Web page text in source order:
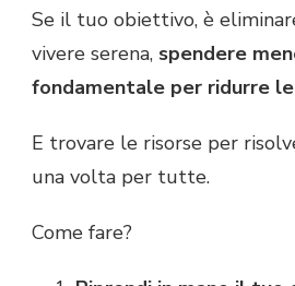
Se il tuo obiettivo, è
vivere serena, spendere
fondamentale per ridurre
E trovare le risorse per
una volta per tutte.
Come fare?